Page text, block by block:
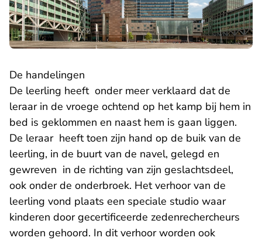
De handelingen
De leerling heeft onder meer verklaard dat de
leraar in de vroege ochtend op het kamp bij hem in
bed is geklommen en naast hem is gaan liggen.
De leraar heeft toen zijn hand op de buik van de
leerling, in de buurt van de navel, gelegd en
gewreven in de richting van zijn geslachtsdeel,
ook onder de onderbroek. Het verhoor van de
leerling vond plaats een speciale studio waar
kinderen door gecertificeerde zedenrechercheurs
worden gehoord. In dit verhoor worden ook